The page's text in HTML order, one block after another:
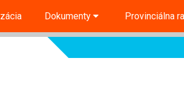
Dokumenty Provinciálna